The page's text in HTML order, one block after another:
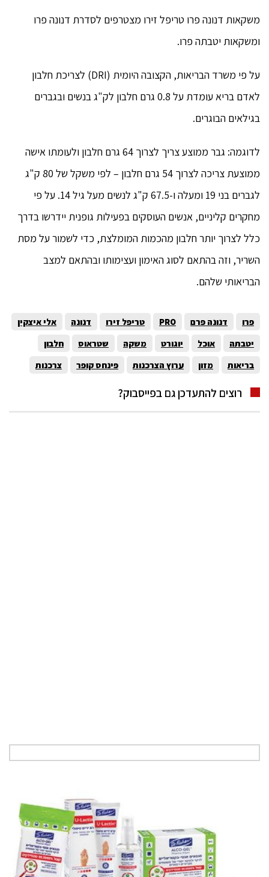
משקאות דנונה פרו טריפל זירו מצטרפים לסדרת דנונה פרו
ומשקאות יטבתה פרו.
על פי משרד הבריאות, הקצובה היומית (DRI) לצריכת חלבון
לאדם בריא עומדת על 0.8 גרם חלבון לק"ג בנשים ובגברים
בגילאים הבוגרים.
לדוגמה: גבר ממוצע צריך לצרוך 64 גרם חלבון ולעומתו אישה
ממוצעת צריכה לצרוך 54 גרם חלבון – לפי משקל של 80 ק"ג
לגברים בני 19 ומעלה ו-67.5 ק"ג לנשים מעל גיל 14. על פי
מחקרים קליניים, אנשים העוסקים בפעילות גופנית יידרשו בדרך
כלל לצרוך יותר חלבון מהכמות המומלצת, כדי לשמור על מסת
השריר, וזה בהתאם לסוג האימון ועצימותו ובהתאם למצב
הבריאותי שלהם.
פרו דנונה פרם PRO טריפל זירו דנונה
אלי איצקין
יטבתה
אוכל יוגורט משקה שטראוס
חלבון
בריאות
מזון ערוץ הצרכנות פינחס קופר צרכנות
רוצים להתעדכן גם בפייסבוק?